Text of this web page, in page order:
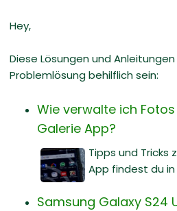
Hey,
Diese Lösungen und
Problemlösung behilflich sein:
Wie verwalte ich
Galerie App?
Tipps und Tricks
App findest du in
Samsung Galaxy S24